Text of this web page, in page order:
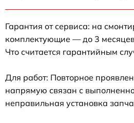
Гарантия от сервиса: на
комплектующие — до 3
Что считается гарантийным
Для работ: Повторное
напрямую связан с
неправильная установка